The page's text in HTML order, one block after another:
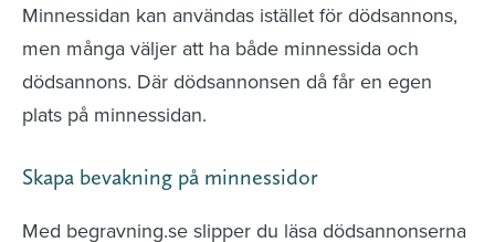
Minnessidan kan användas istället för dödsannons,
men många väljer att ha både minnessida och
dödsannons. Där dödsannonsen då får en egen
plats på minnessidan.
Skapa bevakning på minnessidor
Med begravning.se slipper du läsa dödsannonserna